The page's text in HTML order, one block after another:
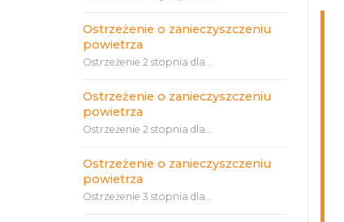
Ostrzeżenie o zanieczyszczeniu
powietrza
Ostrzeżenie 2 stopnia dla...
Ostrzeżenie o zanieczyszczeniu
powietrza
Ostrzeżenie 2 stopnia dla...
Ostrzeżenie o zanieczyszczeniu
powietrza
Ostrzeżenie 3 stopnia dla...